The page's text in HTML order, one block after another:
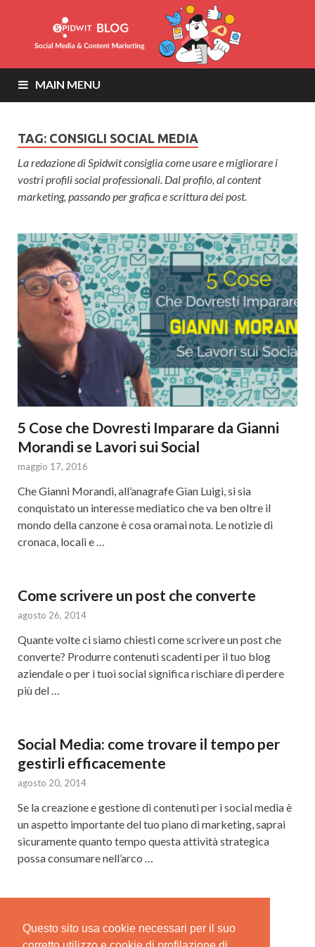
Questo sito usa cookie necessari per il suo
MAIN MENU
TAG: CONSIGLI SOCIAL MEDIA
La redazione di Spidwit consiglia come usare e migliorare i
vostri profili social professionali. Dal profilo, al content
marketing, passando per grafica e scrittura dei post.
5 Cose che Dovresti Imparare da Gianni
Morandi se Lavori sui Social
maggio 17, 2016
Che Gianni Morandi, all’anagrafe Gian Luigi, si sia
conquistato un interesse mediatico che va ben oltre il
mondo della canzone è cosa oramai nota. Le notizie di
cronaca, locali e …
Come scrivere un post che converte
agosto 26, 2014
Quante volte ci siamo chiesti come scrivere un post che
converte? Produrre contenuti scadenti per il tuo blog
aziendale o per i tuoi social significa rischiare di perdere
più del …
Social Media: come trovare il tempo per
gestirli efficacemente
agosto 20, 2014
Se la creazione e gestione di contenuti per i social media è
un aspetto importante del tuo piano di marketing, saprai
sicuramente quanto tempo questa attività strategica
possa consumare nell’arco …
Precedenti 1 … 9